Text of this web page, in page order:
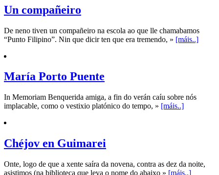
Un compañeiro
De neno tiven un compañeiro na escola ao que lle chamabamos
“Punto Filipino”. Nin que dicir ten que era tremendo, » [máis..]
María Porto Puente
In Memoriam Benquerida amiga, a fin do verán caíu sobre nós
implacable, como o vestixio platónico do tempo, » [máis..]
Chéjov en Guimarei
Onte, logo de que a xente saíra da novena, contra as dez da noite,
asistimos (na biblioteca que leva o nome do abaixo » [máis..]